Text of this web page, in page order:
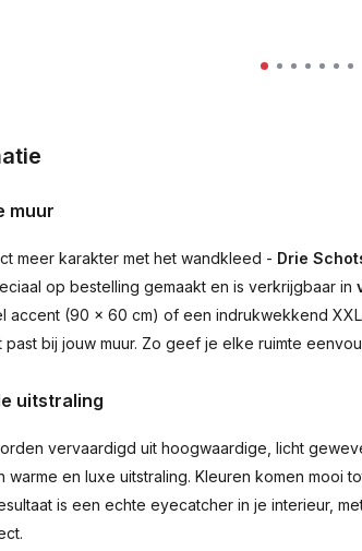
muur
meer karakter met het wandkleed - Drie
op bestelling gemaakt en is verkrijgbaar in
accent (90 × 60 cm) of een indrukwekkend
bij jouw muur. Zo geef je elke ruimte
uitstraling
vervaardigd uit hoogwaardige, licht
en luxe uitstraling. Kleuren komen mooi
is een echte eyecatcher in je interieur,